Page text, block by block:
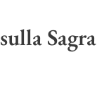
Sagra